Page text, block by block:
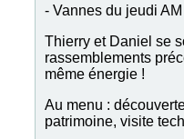
- Vannes du jeudi
Thierry et Daniel se
rassemblements
même énergie !
Au menu :
patrimoine, visite